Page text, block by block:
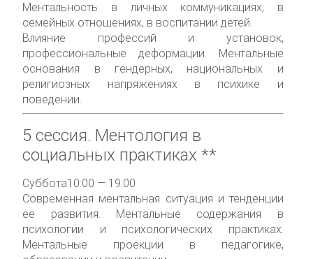
Ментальность в личных коммуникациях, в
семейных отношениях, в воспитании детей.
Влияние профессий и установок,
профессиональные деформации. Ментальные
основания в гендерных, национальных и
религиозных напряжениях в психике и
поведении.
5 сессия. Ментология в
социальных практиках **
Суббота10:00 — 19:00
Современная ментальная ситуация и тенденции
ее развития. Ментальные содержания в
психологии и психологических практиках.
Ментальные проекции в педагогике,